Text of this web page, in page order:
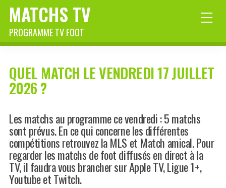
MATCHS TV
PROGRAMME TV FOOT
QUEL MATCH LE VENDREDI 17 JUILLET
2026 ?
Les matchs au programme ce vendredi : 5 matchs
sont prévus. En ce qui concerne les différentes
compétitions retrouvez la MLS et Match amical. Pour
regarder les matchs de foot diffusés en direct à la
TV, il faudra vous brancher sur Apple TV, Ligue 1+,
Youtube et Twitch.